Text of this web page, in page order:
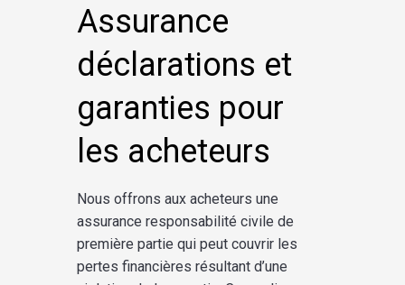
Assurance
déclarations et
garanties pour
les acheteurs
Nous offrons aux acheteurs une
assurance responsabilité civile de
première partie qui peut couvrir les
pertes financières résultant d’une